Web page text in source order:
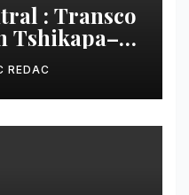
: Transco
Tshikapa–
les
REDAC